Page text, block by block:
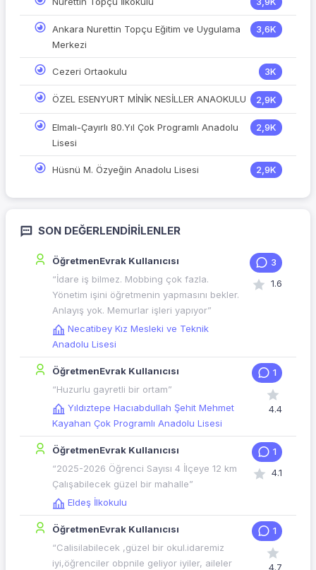
Ankara Nurettin Topçu Eğitim ve Uygulama
Merkezi
3,6K
Cezeri Ortaokulu 3K
ÖZEL ESENYURT MİNİK NESİLLER ANAOKULU 2,9K
Elmalı-Çayırlı 80.Yıl Çok Programlı Anadolu
Lisesi
2,9K
Hüsnü M. Özyeğin Anadolu Lisesi 2,9K
SON DEĞERLENDIRILENLER
ÖğretmenEvrak Kullanıcısı
“İdare iş bilmez. Mobbing çok fazla.
Yönetim işini öğretmenin yapmasını bekler.
Anlayış yok. Memurlar işleri yapıyor”
Necatibey Kız Mesleki ve Teknik
Anadolu Lisesi
3
1.6
ÖğretmenEvrak Kullanıcısı
“Huzurlu gayretli bir ortam”
Yıldıztepe Hacıabdullah Şehit Mehmet
Kayahan Çok Programlı Anadolu Lisesi
1
4.4
ÖğretmenEvrak Kullanıcısı
“2025-2026 Öğrenci Sayısı 4 İlçeye 12 km
Çalışabilecek güzel bir mahalle”
Eldeş İlkokulu
1
4.1
ÖğretmenEvrak Kullanıcısı
“Calisilabilecek ,güzel bir okul.idaremiz
iyi,öğrenciler obpnile geliyor iyiler, aileler
1
4.7